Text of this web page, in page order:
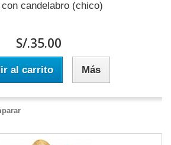
candelabro (chico)
S/.35.00
al carrito Más